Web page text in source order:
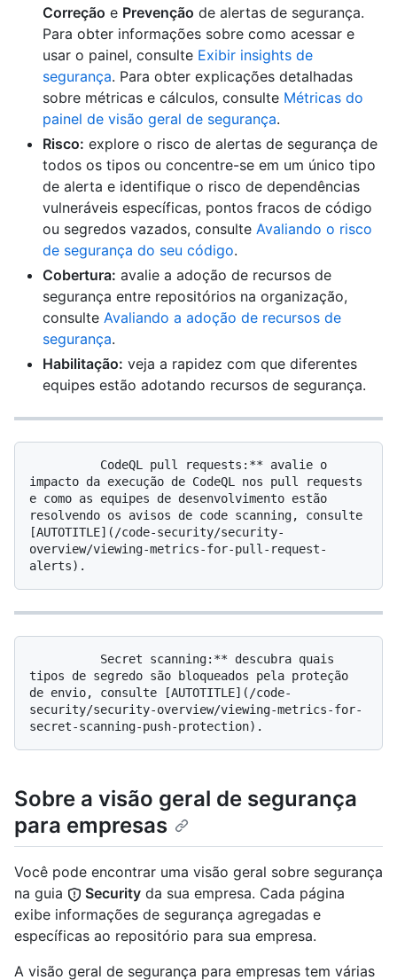
Correção e Prevenção de alertas de segurança.
Para obter informações sobre como acessar e
usar o painel, consulte Exibir insights de
segurança. Para obter explicações detalhadas
sobre métricas e cálculos, consulte Métricas do
painel de visão geral de segurança.
Risco: explore o risco de alertas de segurança de
todos os tipos ou concentre-se em um único tipo
de alerta e identifique o risco de dependências
vulneráveis específicas, pontos fracos de código
ou segredos vazados, consulte Avaliando o risco
de segurança do seu código.
Cobertura: avalie a adoção de recursos de
segurança entre repositórios na organização,
consulte Avaliando a adoção de recursos de
segurança.
Habilitação: veja a rapidez com que diferentes
equipes estão adotando recursos de segurança.
impacto da execução de CodeQL nos pull requests
e como as equipes de desenvolvimento estão
resolvendo os avisos de code scanning, consulte
[AUTOTITLE](/code-security/security-
overview/viewing-metrics-for-pull-request-
tipos de segredo são bloqueados pela proteção
de envio, consulte [AUTOTITLE](/code-
security/security-overview/viewing-metrics-for-
Sobre a visão geral de segurança
para empresas
Você pode encontrar uma visão geral sobre segurança
na guia
Security da sua empresa. Cada página
exibe informações de segurança agregadas e
específicas ao repositório para sua empresa.
A visão geral de segurança para empresas tem várias